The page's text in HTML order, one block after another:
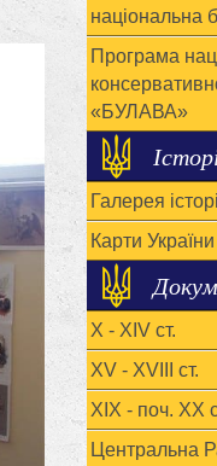
національна
Програма
«БУЛАВА»
Галерея
Карти України
X - XIV ст.
XV - XVIII ст.
ХІХ - поч. ХХ
Центральна